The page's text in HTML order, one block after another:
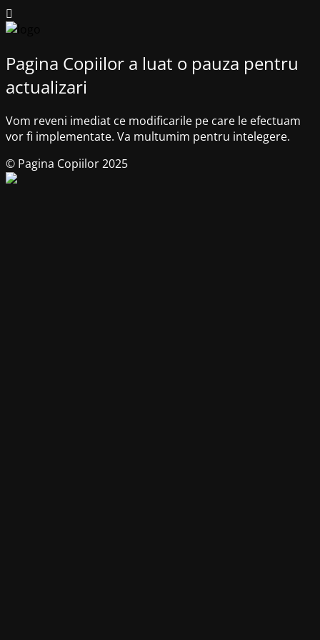
Pagina Copiilor a luat o pauza pentru
actualizari
Vom reveni imediat ce modificarile pe care le efectuam
vor fi implementate. Va multumim pentru intelegere.
© Pagina Copiilor 2025